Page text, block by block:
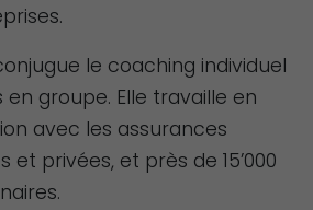
le coaching individuel
groupe. Elle travaille en
avec les assurances
et privées, et près de 15’000